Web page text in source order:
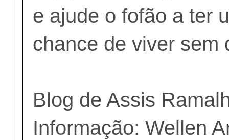
e ajude o fofão a ter
chance de viver sem
Blog de Assis
Informação: Wellen